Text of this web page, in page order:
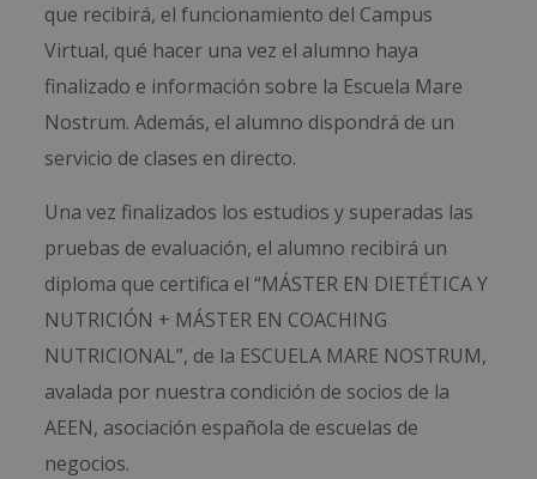
que recibirá, el funcionamiento del Campus
Virtual, qué hacer una vez el alumno haya
finalizado e información sobre la Escuela Mare
Nostrum. Además, el alumno dispondrá de un
servicio de clases en directo.
Una vez finalizados los estudios y superadas las
pruebas de evaluación, el alumno recibirá un
diploma que certifica el “MÁSTER EN DIETÉTICA Y
NUTRICIÓN + MÁSTER EN COACHING
NUTRICIONAL”, de la ESCUELA MARE NOSTRUM,
avalada por nuestra condición de socios de la
AEEN, asociación española de escuelas de
negocios.